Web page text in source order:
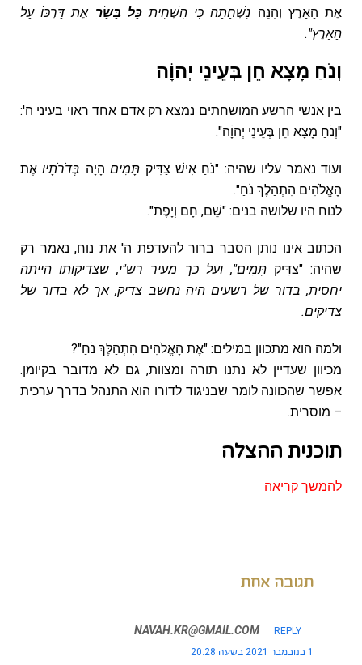
אֶת הָאָרֶץ וְהִנֵּה נִשְׁחָתָה כִּי הִשְׁחִיתכָּל בָּשָׂר אֶת דַּרְכּוֹ עַל
הָאָרֶץ".
וְנֹחַ מָצָא חֵן בְּעֵינֵי יְהוָֹה
בין אנשי הרשע המושחתים נמצא רק אדם אחד ראוי בעיני ה':
"וְנֹחַ מָצָא חֵן בְּעֵינֵי יְהוָֹה".
ועוד נאמר עליו שהיה: "נֹחַ אִישׁ צַדִּיק תָּמִיםהָיָה בְּדֹרֹתָיואֶת
הָאֱלֹהִים הִתְהַלֶּךְ נֹחַ".
לנוח היו שלושה בנים: "שֵׁם, חָם וְיָפֶת".
הכתוב אינו נותן הסבר ברור להעדפת ה' את נוח, נאמר רק
שהיה: "צַדִּיקתָּמִים", ועל כך מעיר רש"י,שצדיקותו הייתה
יחסית, בדור של רשעים היה נחשב צדיק, אך לא בדור של
צדיקים.
ולמה הוא מתכוון במילים: "אֶת הָאֱלֹהִים הִתְהַלֶּךְ נֹחַ"?
מכיוון שעדיין לא נתנו תורה ומצוות, גם לא מדובר בקיומן.
אפשר שהכוונה לומר שבניגוד לדורו הוא התנהל בדרך ערכית
– מוסרית.
תוכנית ההצלה
להמשך קריאה
תגובה אחת
NAVAH.KR@GMAIL.COM
REPLY
1 בנובמבר 2021 בשעה 20:28